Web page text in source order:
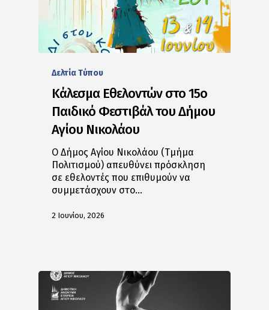
Δελτία Tύπου
Κάλεσμα Εθελοντών στο 15ο
Παιδικό Φεστιβάλ του Δήμου
Αγίου Νικολάου
Ο Δήμος Αγίου Νικολάου (Τμήμα
Πολιτισμού) απευθύνει πρόσκληση
σε εθελοντές που επιθυμούν να
συμμετάσχουν στο…
2 Ιουνίου, 2026